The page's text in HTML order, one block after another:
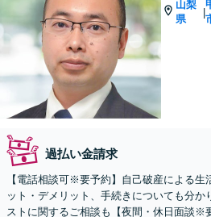
山梨
県
|
過払い金請求
【電話相談可※要予約】自己破産による生
ット・デメリット、手続きについても分か
ストに関するご相談も【夜間・休日面談※